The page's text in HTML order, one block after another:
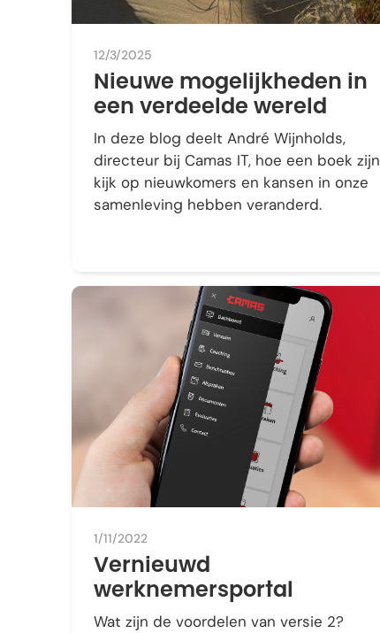
12/3/2025
Nieuwe mogelijkheden in
een verdeelde wereld
In deze blog deelt André Wijnholds,
directeur bij Camas IT, hoe een boek zijn
kijk op nieuwkomers en kansen in onze
samenleving hebben veranderd.
1/11/2022
Vernieuwd
werknemersportal
Wat zijn de voordelen van versie 2?